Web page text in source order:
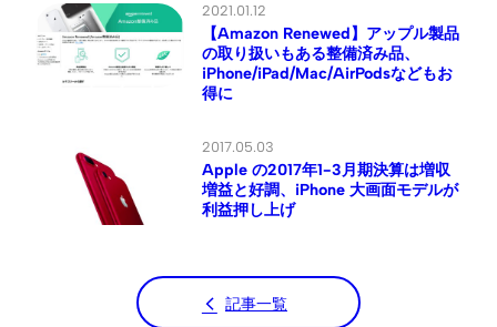
2021.01.12
【Amazon Renewed】アップル製品
の取り扱いもある整備済み品、
iPhone/iPad/Mac/AirPodsなどもお
得に
2017.05.03
Apple の2017年1-3月期決算は増収
増益と好調、iPhone 大画面モデルが
利益押し上げ
記事一覧